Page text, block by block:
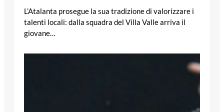
L’Atalanta prosegue la sua tradizione di valorizzare i
talenti locali: dalla squadra del Villa Valle arriva il
giovane…